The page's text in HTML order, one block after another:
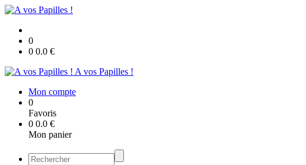
0
0 0.0 €
A vos Papilles !
Mon compte
0
Favoris
0 0.0 €
Mon panier